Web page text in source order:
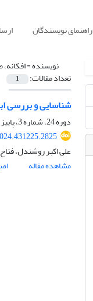
راهنمای نویسندگان
نویسنده =
تعداد مقالات: 1
شناسایی و بررسی
دوره 24، شماره 3، پاییز 1404، صفحه
علی اکبر روشندل،
مشاهده مقاله